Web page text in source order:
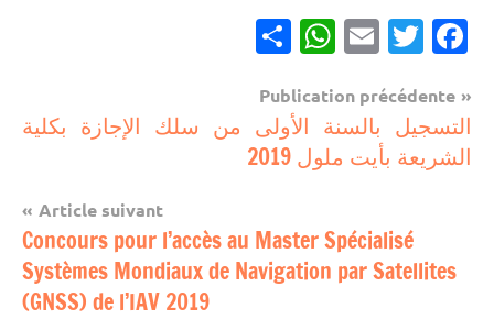
Facebook
Twitter
Email
WhatsApp
مباريات
Navigation
de
l’article
Publication précédente
التسجيل بالسنة الأولى من سلك الإجازة بكلية
الشريعة بأيت ملول 2019
Article suivant
Concours pour l’accès au Master Spécialisé
Systèmes Mondiaux de Navigation par Satellites
(GNSS) de l’IAV 2019